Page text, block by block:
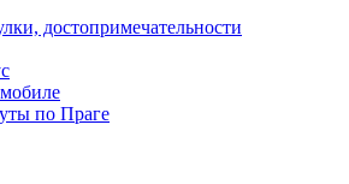
достопримечательности
по Праге